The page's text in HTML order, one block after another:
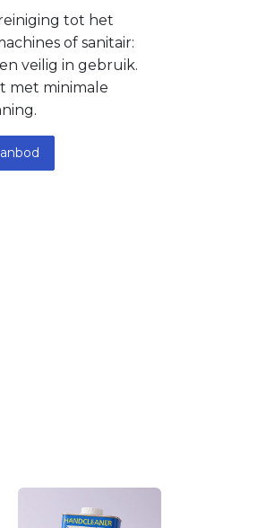
tot het
of sanitair:
veilig in gebruik.
met minimale